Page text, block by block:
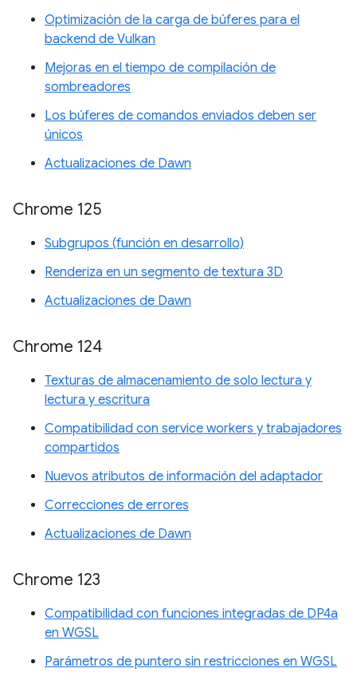
Optimización de la carga de búferes para el
backend de Vulkan
Mejoras en el tiempo de compilación de
sombreadores
Los búferes de comandos enviados deben ser
únicos
Actualizaciones de Dawn
Chrome 125
Subgrupos (función en desarrollo)
Renderiza en un segmento de textura 3D
Actualizaciones de Dawn
Chrome 124
Texturas de almacenamiento de solo lectura y
lectura y escritura
Compatibilidad con service workers y trabajadores
compartidos
Nuevos atributos de información del adaptador
Correcciones de errores
Actualizaciones de Dawn
Chrome 123
Compatibilidad con funciones integradas de DP4a
en WGSL
Parámetros de puntero sin restricciones en WGSL